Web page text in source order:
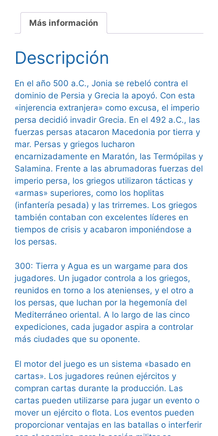
Más información
Descripción
En el año 500 a.C., Jonia se rebeló contra el
dominio de Persia y Grecia la apoyó. Con esta
«injerencia extranjera» como excusa, el imperio
persa decidió invadir Grecia. En el 492 a.C., las
fuerzas persas atacaron Macedonia por tierra y
mar. Persas y griegos lucharon
encarnizadamente en Maratón, las Termópilas y
Salamina. Frente a las abrumadoras fuerzas del
imperio persa, los griegos utilizaron tácticas y
«armas» superiores, como los hoplitas
(infantería pesada) y las trirremes. Los griegos
también contaban con excelentes líderes en
tiempos de crisis y acabaron imponiéndose a
los persas.
300: Tierra y Agua es un wargame para dos
jugadores. Un jugador controla a los griegos,
reunidos en torno a los atenienses, y el otro a
los persas, que luchan por la hegemonía del
Mediterráneo oriental. A lo largo de las cinco
expediciones, cada jugador aspira a controlar
más ciudades que su oponente.
El motor del juego es un sistema «basado en
cartas». Los jugadores reúnen ejércitos y
compran cartas durante la producción. Las
cartas pueden utilizarse para jugar un evento o
mover un ejército o flota. Los eventos pueden
proporcionar ventajas en las batallas o interferir